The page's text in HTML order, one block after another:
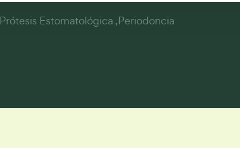
Prótesis Estomatológica Periodoncia